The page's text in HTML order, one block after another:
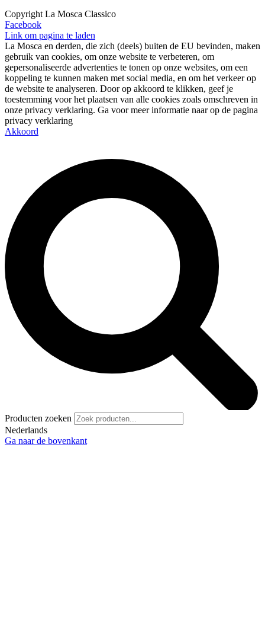
Copyright La Mosca Classico
Facebook
Link om pagina te laden
La Mosca en derden, die zich (deels) buiten de EU bevinden, maken
gebruik van cookies, om onze website te verbeteren, om
gepersonaliseerde advertenties te tonen op onze websites, om een
koppeling te kunnen maken met social media, en om het verkeer op
de website te analyseren. Door op akkoord te klikken, geef je
toestemming voor het plaatsen van alle cookies zoals omschreven in
onze privacy verklaring. Ga voor meer informatie naar op de pagina
privacy verklaring
Akkoord
Producten zoeken
Nederlands
Ga naar de bovenkant